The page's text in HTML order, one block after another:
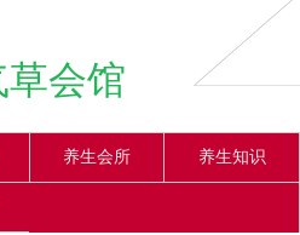
草会馆
养生会所 养生知识